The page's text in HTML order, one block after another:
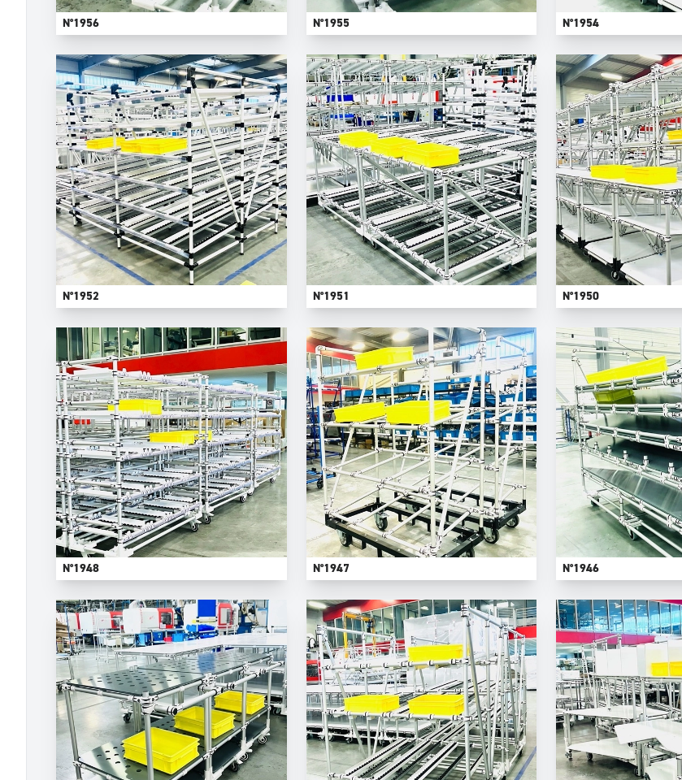
N°1956 N°1955 N°1954
N°1952 N°1951 N°1950
N°1948 N°1947 N°1946